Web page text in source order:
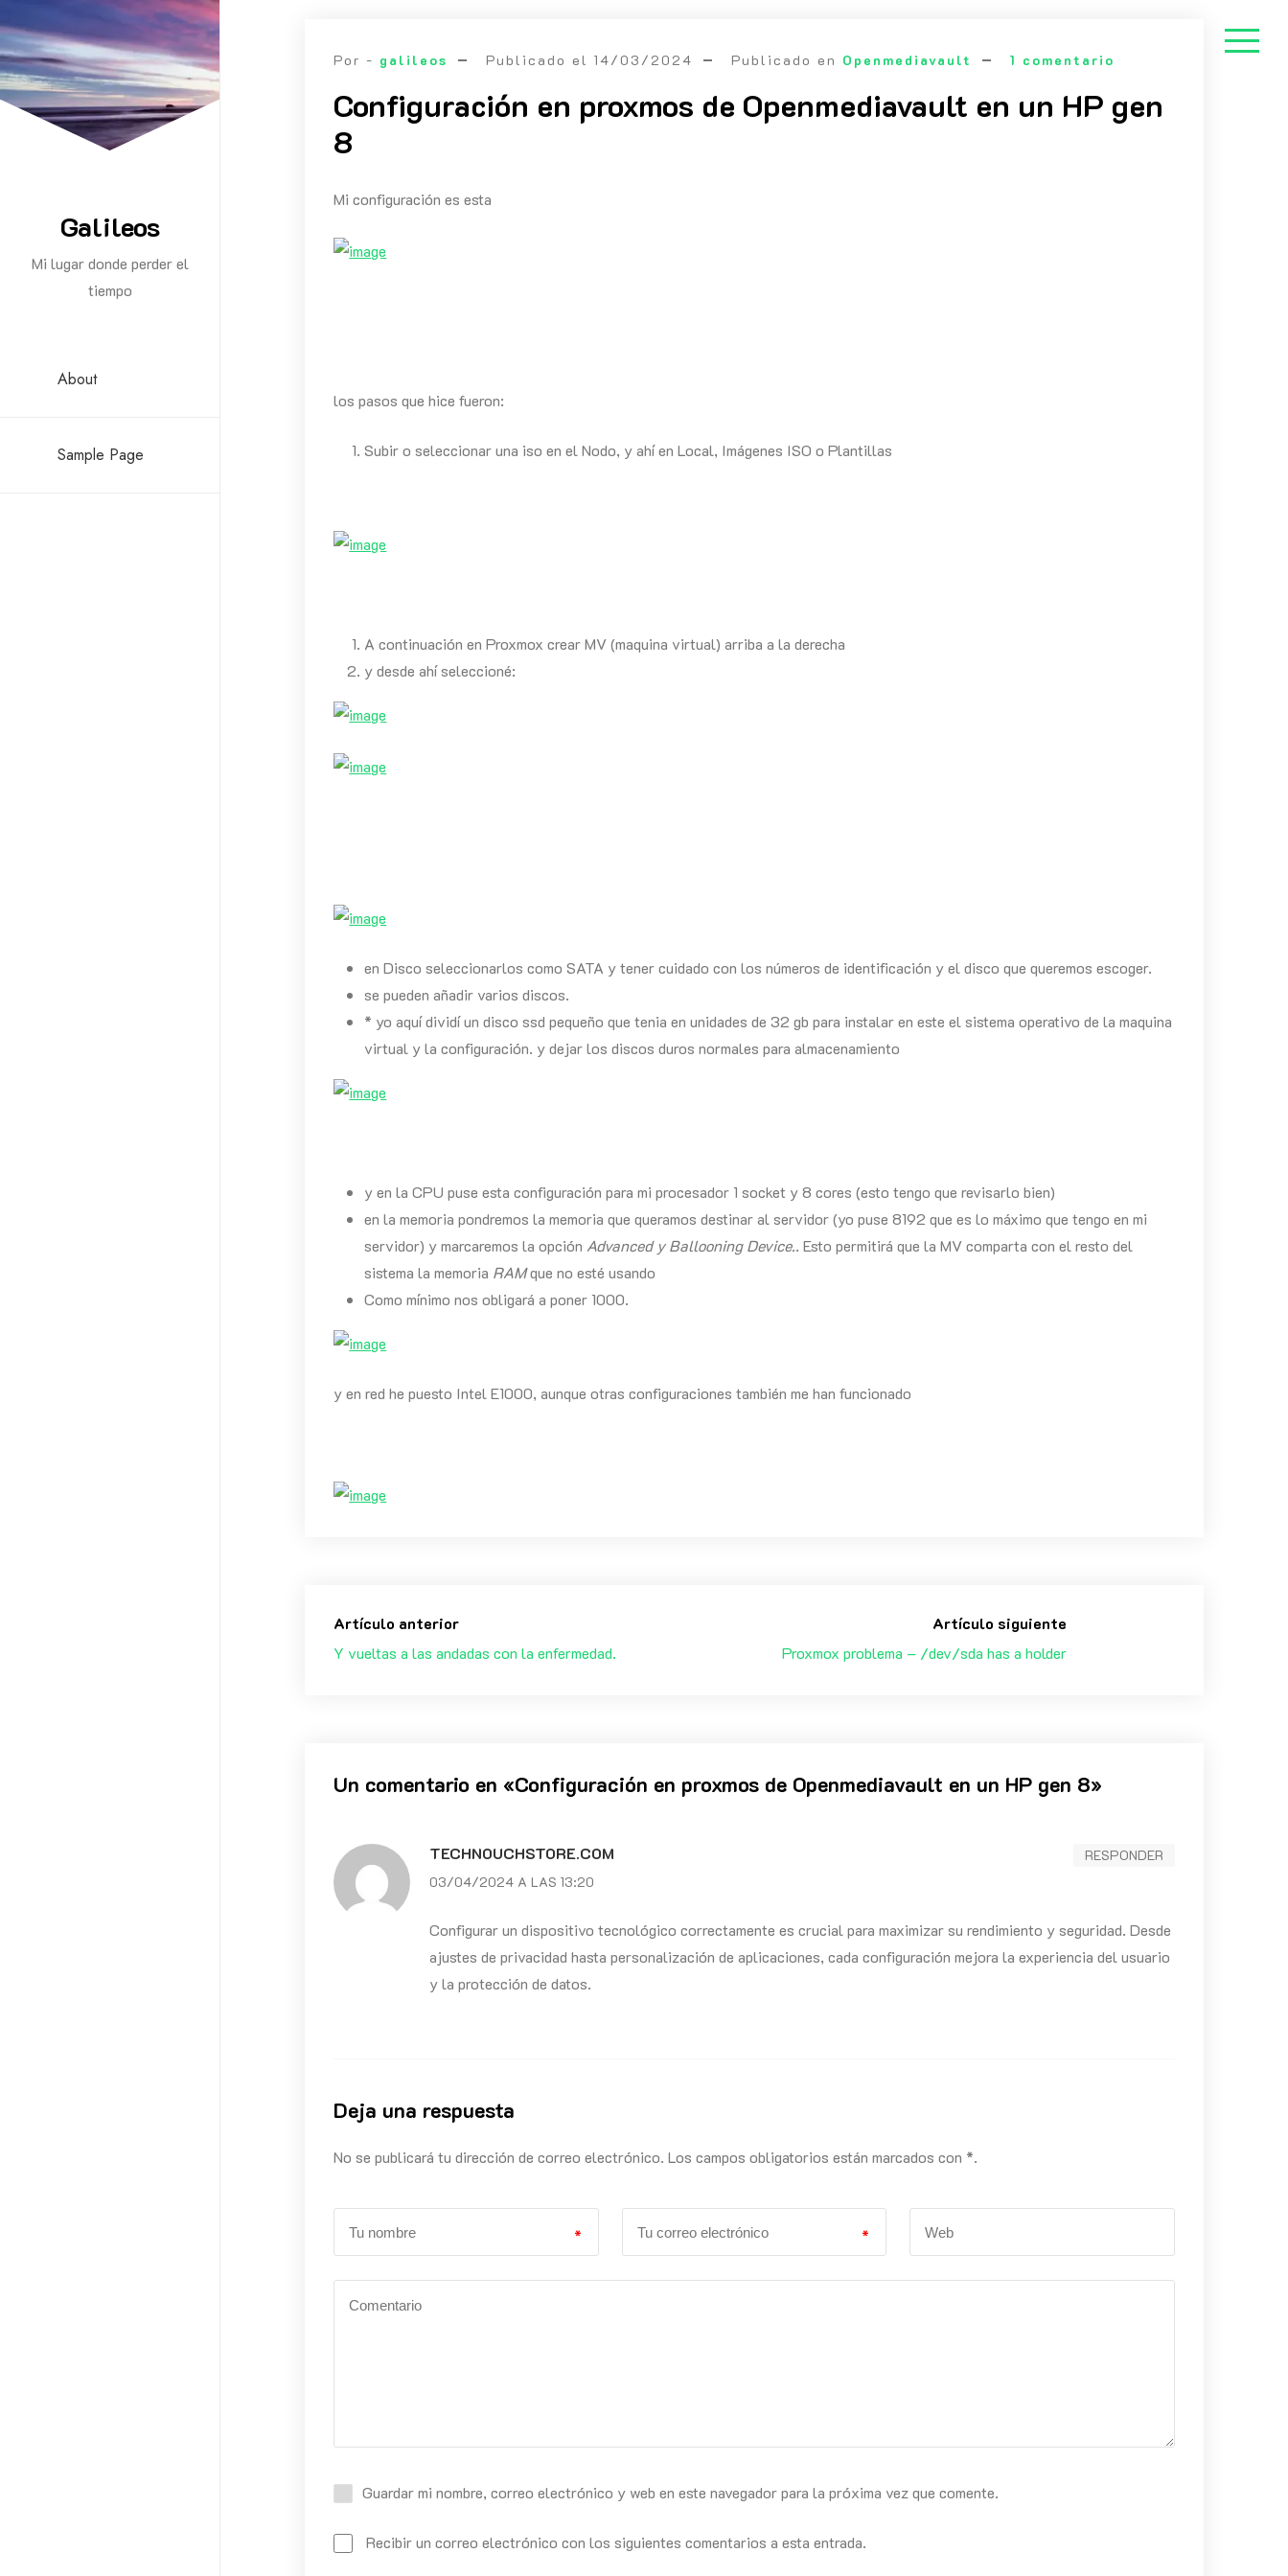
al
contenido
Galileos
Mi lugar donde perder el
tiempo
About
Sample Page
Por - galileos Publicado el14/03/2024 Publicado en Openmediavault 1 comentario
Configuración en proxmos de Openmediavault en un HP gen
8
Mi configuración es esta
los pasos que hice fueron:
Subir o seleccionar una iso en el Nodo, y ahí en Local, Imágenes ISO o Plantillas
A continuación en Proxmox crear MV (maquina virtual) arriba a la derecha
y desde ahí seleccioné:
en Disco seleccionarlos como SATA y tener cuidado con los números de identificación y el disco que queremos escoger.
se pueden añadir varios discos.
* yo aquí dividí un disco ssd pequeño que tenia en unidades de 32 gb para instalar en este el sistema operativo de la maquina
virtual y la configuración. y dejar los discos duros normales para almacenamiento
y en la CPU puse esta configuración para mi procesador 1 socket y 8 cores (esto tengo que revisarlo bien)
en la memoria pondremos la memoria que queramos destinar al servidor (yo puse 8192 que es lo máximo que tengo en mi
servidor) y marcaremos la opción Advanced yBallooning Device.. Esto permitirá que la MV comparta con el resto del
sistema la memoria RAMque no esté usando
Como mínimo nos obligará a poner 1000.
y en red he puesto Intel E1000, aunque otras configuraciones también me han funcionado
Artículo anterior
Y vueltas a las andadas con la enfermedad.
Artículo siguiente
Proxmox problema – /dev/sda has a holder
Un comentario en «Configuración en proxmos de Openmediavault en un HP gen 8»
TECHNOUCHSTORE.COM
03/04/2024 A LAS 13:20
RESPONDER
Configurar un dispositivo tecnológico correctamente es crucial para maximizar su rendimiento y seguridad. Desde
ajustes de privacidad hasta personalización de aplicaciones, cada configuración mejora la experiencia del usuario
y la protección de datos.
Deja una respuesta
No se publicará tu dirección de correo electrónico. Los campos obligatorios están marcados con *.
* *
Guardar mi nombre, correo electrónico y web en este navegador para la próxima vez que comente.
Recibir un correo electrónico con los siguientes comentarios a esta entrada.